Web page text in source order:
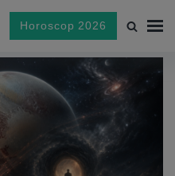
Horoscop 2026